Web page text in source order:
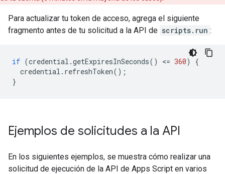
Para actualizar tu token de acceso, agrega el siguiente
fragmento antes de tu solicitud a la API de scripts.run :
if (credential .getExpiresInSeconds() <= 360)
{
credential . refreshToken();
}
Ejemplos de solicitudes a la API
En los siguientes ejemplos, se muestra cómo realizar una
solicitud de ejecución de la API de Apps Script en varios